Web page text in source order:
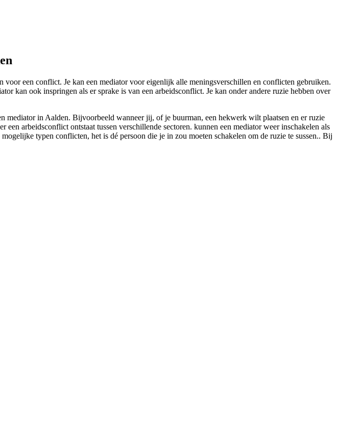
een conflict. Je kan een mediator voor eigenlijk alle meningsverschillen en conflicten gebruiken.
kan ook inspringen als er sprake is van een arbeidsconflict. Je kan onder andere ruzie hebben over
in Aalden. Bijvoorbeeld wanneer jij, of je buurman, een hekwerk wilt plaatsen en er ruzie
arbeidsconflict ontstaat tussen verschillende sectoren. kunnen een mediator weer inschakelen als
typen conflicten, het is dé persoon die je in zou moeten schakelen om de ruzie te sussen.. Bij